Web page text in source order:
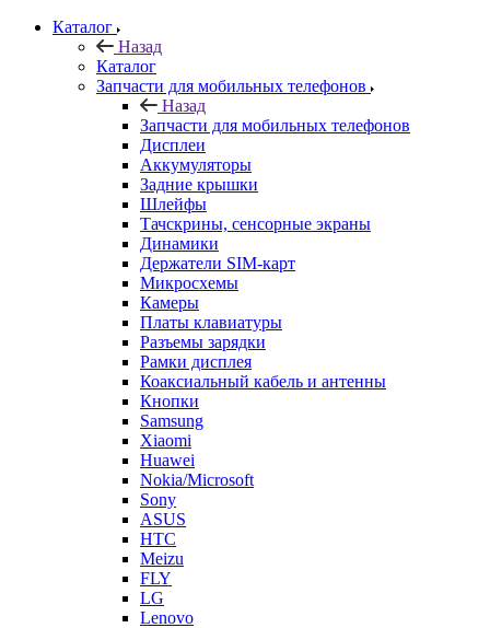
Каталог
Назад
Каталог
Запчасти для мобильных телефонов
Назад
Запчасти для мобильных телефонов
Дисплеи
Аккумуляторы
Задние крышки
Шлейфы
Тачскрины, сенсорные экраны
Динамики
Держатели SIM-карт
Микросхемы
Камеры
Платы клавиатуры
Разъемы зарядки
Рамки дисплея
Коаксиальный кабель и антенны
Кнопки
Samsung
Xiaomi
Huawei
Nokia/Microsoft
Sony
ASUS
HTC
Meizu
FLY
LG
Lenovo